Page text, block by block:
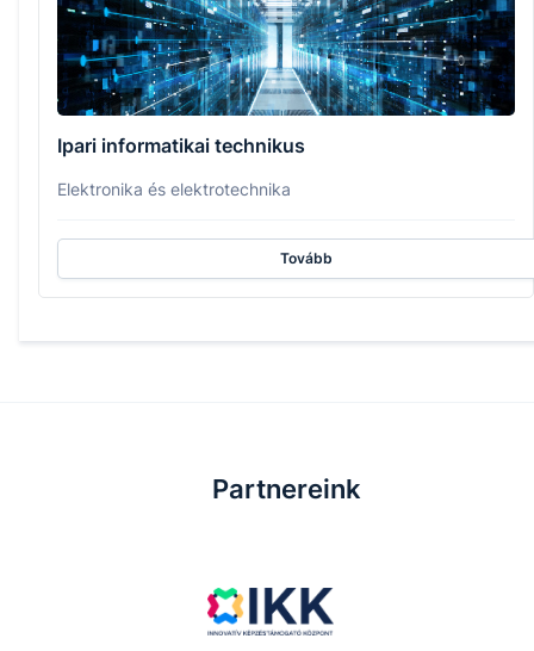
Ipari informatikai technikus
Elektronika és elektrotechnika
Tovább
Partnereink